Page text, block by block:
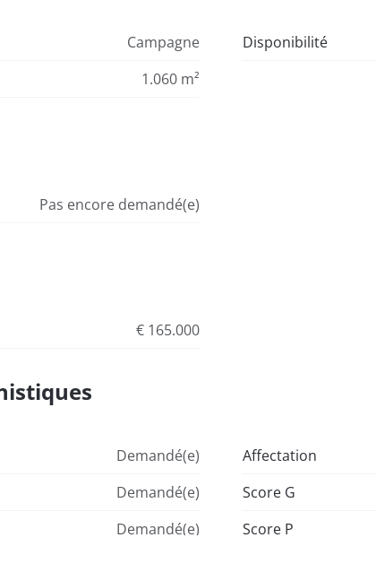
Campagne Disponibilité
1.060 m²
Pas encore demandé(e)
€ 165.000
Demandé(e) Affectation
Demandé(e) Score G
Demandé(e) Score P